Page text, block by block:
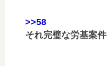
>>58
それ完璧な労基案件